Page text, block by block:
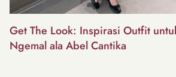
Get The Look: Inspirasi Outfit
Ngemal ala Abel Cantika